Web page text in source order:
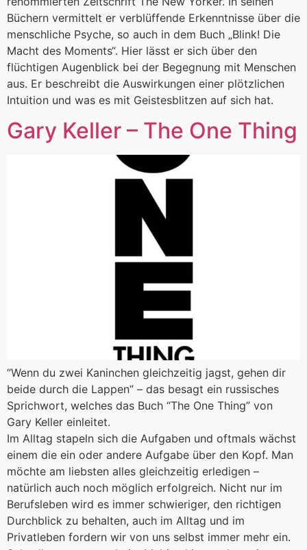
Büchern vermittelt er verblüffende Erkenntnisse über die
menschliche Psyche, so auch in dem Buch „Blink! Die
Macht des Moments“. Hier lässt er sich über den
flüchtigen Augenblick bei der Begegnung mit Menschen
aus. Er beschreibt die Auswirkungen einer plötzlichen
Intuition und was es mit Geistesblitzen auf sich hat.
Gary Keller – The One Thing
“Wenn du zwei Kaninchen gleichzeitig jagst, gehen dir
beide durch die Lappen” – das besagt ein russisches
Sprichwort, welches das Buch “The One Thing” von
Gary Keller einleitet.
Im Alltag stapeln sich die Aufgaben und oftmals wächst
einem die ein oder andere Aufgabe über den Kopf. Man
möchte am liebsten alles gleichzeitig erledigen –
natürlich auch noch möglich erfolgreich. Nicht nur im
Berufsleben wird es immer schwieriger, den richtigen
Durchblick zu behalten, auch im Alltag und im
Privatleben fordern wir von uns selbst immer mehr ein.